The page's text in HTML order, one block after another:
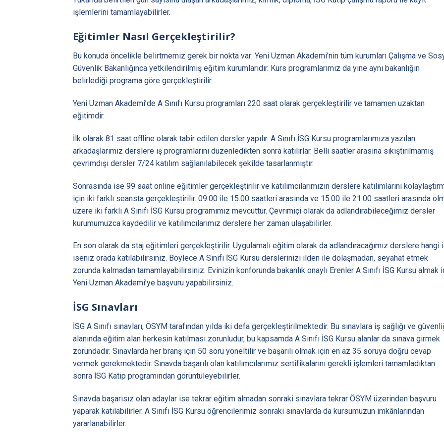
işlemlerini tamamlayabilirler.
Eğitimler Nasıl Gerçekleştirilir?
Bu konuda öncelikle belirtmemiz gerek bir nokta var: Yeni Uzman Akademi’nin tüm kurumları Çalışma ve
Güvenlik Bakanlığınca yetkilendirilmiş eğitim kurumlarıdır. Kurs programlarımız da yine aynı bakanlığın
belirlediği programa göre gerçekleştirilir.
Yeni Uzman Akademi’de A Sınıfı Kursu programları 220 saat olarak gerçekleştirilir ve tamamen uzaktan
eğitimdir.
İlk olarak 81 saat offline olarak tabir edilen dersler yapılır. A Sınıfı İSG Kursu programlarımıza yazılan
arkadaşlarımız derslere iş programlarını düzenledikten sonra katılırlar. Belli saatler arasına sıkıştırılmamış
çevrimdışı dersler 7/24 katılım sağlanılabilecek şekilde tasarlanmıştır.
Sonrasında ise 99 saat online eğitimler gerçekleştirilir ve katılımcılarımızın derslere katılımlarını
için iki farklı seansta gerçekleştirilir. 09.00 ile 15.00 saatleri arasında ve 15.00 ile 21.00 saatleri arasında
üzere iki farklı A Sınıfı İSG Kursu programımız mevcuttur. Çevrimiçi olarak da adlandırabileceğimiz dersler
kurumumuzca kaydedilir ve katılımcılarımız derslere her zaman ulaşabilirler.
En son olarak da staj eğitimleri gerçekleştirilir. Uygulamalı eğitim olarak da adlandıracağımız derslere hangi
iseniz orada katılabilirsiniz. Böylece A Sınıfı İSG Kursu derslerinizi ilden ile dolaşmadan, seyahat etmek
zorunda kalmadan tamamlayabilirsiniz. Evinizin konforunda bakanlık onaylı Erenler A Sınıfı İSG Kursu almak
Yeni Uzman Akademi’ye başvuru yapabilirsiniz.
İSG Sınavları
İSG A Sınıfı sınavları, ÖSYM tarafından yılda iki defa gerçekleştirilmektedir. Bu sınavlara iş sağlığı ve
alanında eğitim alan herkesin katılması zorunludur, bu kapsamda A Sınıfı İSG Kursu alanlar da sınava girmek
zorundadır. Sınavlarda her branş için 50 soru yöneltilir ve başarılı olmak için en az 35 soruya doğru cevap
vermek gerekmektedir. Sınavda başarılı olan katılımcılarımız sertifikalarını gerekli işlemleri tamamladıktan
sonra İSG Katip programından görüntüleyebilirler.
Sınavda başarısız olan adaylar ise tekrar eğitim almadan sonraki sınavlara tekrar ÖSYM üzerinden başvuru
yaparak katılabilirler. A Sınıfı İSG Kursu öğrencilerimiz sonraki sınavlarda da kursumuzun imkânlarından
yararlanabilirler.